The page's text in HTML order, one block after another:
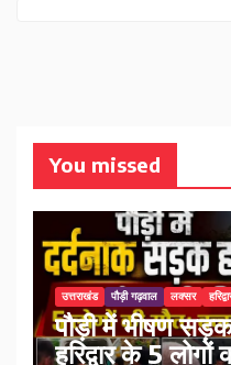
You missed
उत्तराखंड पौड़ी गढ़वाल लक्सर
पौड़ी में भीषण
हरिद्वार के 5